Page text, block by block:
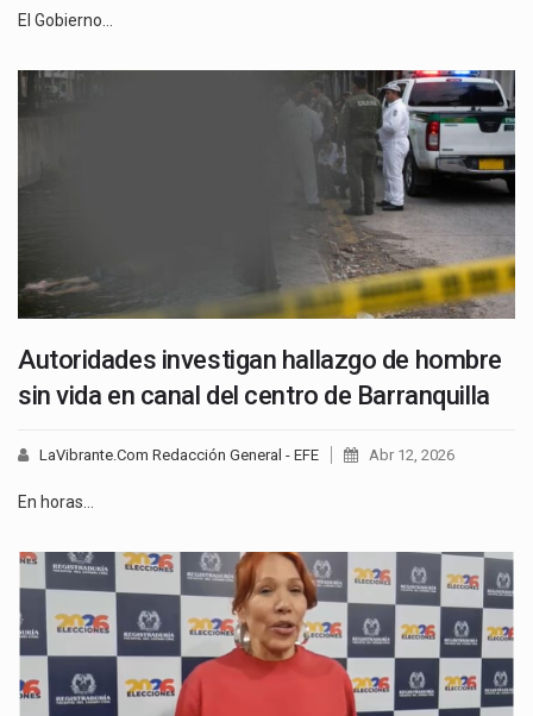
El Gobierno…
Autoridades investigan hallazgo de hombre
sin vida en canal del centro de Barranquilla
LaVibrante.Com Redacción General - EFE Abr 12, 2026
En horas…